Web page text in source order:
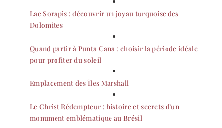
Lac Sorapis : découvrir un joyau turquoise des
Dolomites
Quand partir à Punta Cana : choisir la période idéale
pour profiter du soleil
Emplacement des Îles Marshall
Le Christ Rédempteur : histoire et secrets d’un
monument emblématique au Brésil